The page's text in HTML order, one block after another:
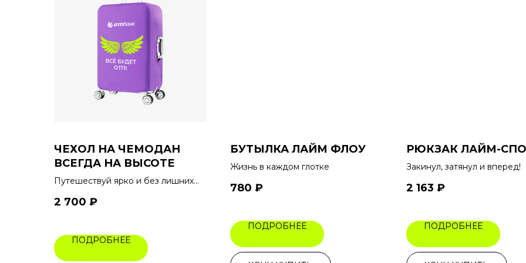
ЧЕХОЛ НА ЧЕМОДАН
ВСЕГДА НА ВЫСОТЕ
Путешествуй ярко и без лишних
2 700 ₽
ПОДРОБНЕЕ
БУТЫЛКА ЛАЙМ ФЛОУ
Жизнь в каждом глотке
780 ₽
ПОДРОБНЕЕ
РЮКЗАК ЛАЙМ-
Закинул, затянул и вперед!
2 163 ₽
ПОДРОБНЕЕ